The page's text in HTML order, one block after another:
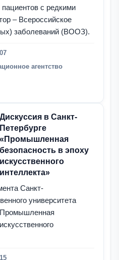
с редкими
– Всероссийское
заболеваний (ВООЗ).
агентство
Дискуссия в Санкт-
Петербурге
«Промышленная
безопасность в эпоху
искусственного
интеллекта»
Санкт-
университета